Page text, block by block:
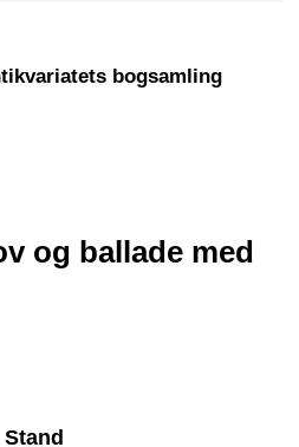
bogsamling
og ballade med
Stand